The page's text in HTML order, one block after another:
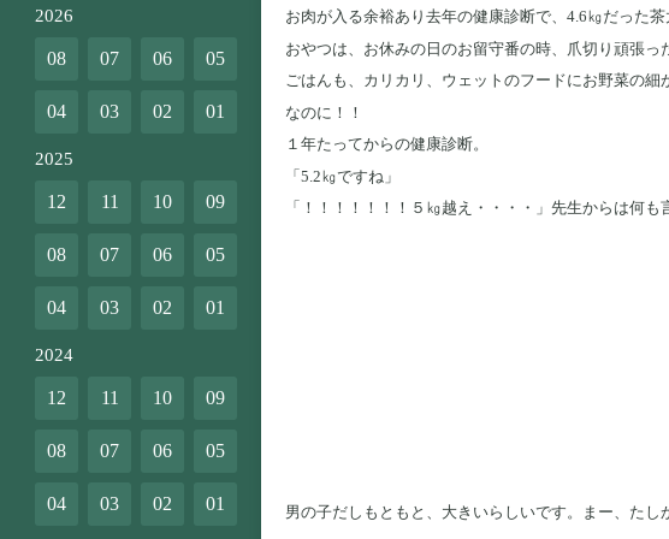
お肉が入る余裕あり去年の健康診断で、4.6㎏だった
おやつは、お休みの日のお留守番の時、爪切り頑張っ
ごはんも、カリカリ、ウェットのフードにお野菜の細
なのに！！
１年たってからの健康診断。
「5.2㎏ですね」
「！！！！！！！５㎏越え・・・・」先生からは何
男の子だしもともと、大きいらしいです。まー、たし
2026
08 07 06 05
04 03 02 01
2025
12 11 10 09
08 07 06 05
04 03 02 01
2024
12 11 10 09
08 07 06 05
04 03 02 01